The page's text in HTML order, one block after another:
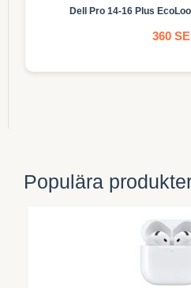
Dell Pro 14-16 Plus
360
Populära